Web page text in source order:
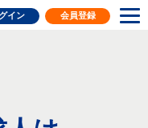
フィットネス業界の求人
イン 会員登録